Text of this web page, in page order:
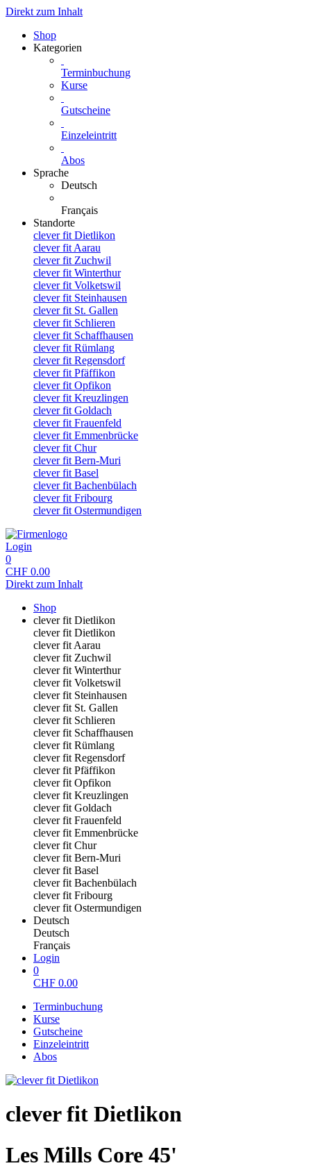
Direkt zum Inhalt
Shop
Kategorien
Terminbuchung
Kurse
Gutscheine
Einzeleintritt
Abos
Sprache
Deutsch
Français
Standorte
clever fit Dietlikon
clever fit Aarau
clever fit Zuchwil
clever fit Winterthur
clever fit Volketswil
clever fit Steinhausen
clever fit St. Gallen
clever fit Schlieren
clever fit Schaffhausen
clever fit Rümlang
clever fit Regensdorf
clever fit Pfäffikon
clever fit Opfikon
clever fit Kreuzlingen
clever fit Goldach
clever fit Frauenfeld
clever fit Emmenbrücke
clever fit Chur
clever fit Bern-Muri
clever fit Basel
clever fit Bachenbülach
clever fit Fribourg
clever fit Ostermundigen
Login
0
CHF 0.00
Direkt zum Inhalt
Shop
clever fit Dietlikon
clever fit Dietlikon
clever fit Aarau
clever fit Zuchwil
clever fit Winterthur
clever fit Volketswil
clever fit Steinhausen
clever fit St. Gallen
clever fit Schlieren
clever fit Schaffhausen
clever fit Rümlang
clever fit Regensdorf
clever fit Pfäffikon
clever fit Opfikon
clever fit Kreuzlingen
clever fit Goldach
clever fit Frauenfeld
clever fit Emmenbrücke
clever fit Chur
clever fit Bern-Muri
clever fit Basel
clever fit Bachenbülach
clever fit Fribourg
clever fit Ostermundigen
Deutsch
Deutsch
Français
Login
0
CHF 0.00
Terminbuchung
Kurse
Gutscheine
Einzeleintritt
Abos
clever fit Dietlikon
Les Mills Core 45'